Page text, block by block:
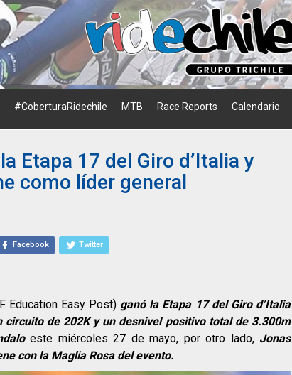
#CoberturaRidechile MTB Race Reports Calendario
Etapa 17 del Giro d’Italia y
como líder general
Facebook Twitter
Education Easy Post) ganó la Etapa 17 del Giro d’Italia
circuito de 202K y un desnivel positivo total de 3.300m
este miércoles 27 de mayo, por otro lado, Jonas
con la Maglia Rosa del evento.